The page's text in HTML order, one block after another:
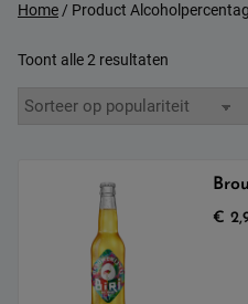
Home/ Product
Toont alle 2 resultaten
populariteit
€